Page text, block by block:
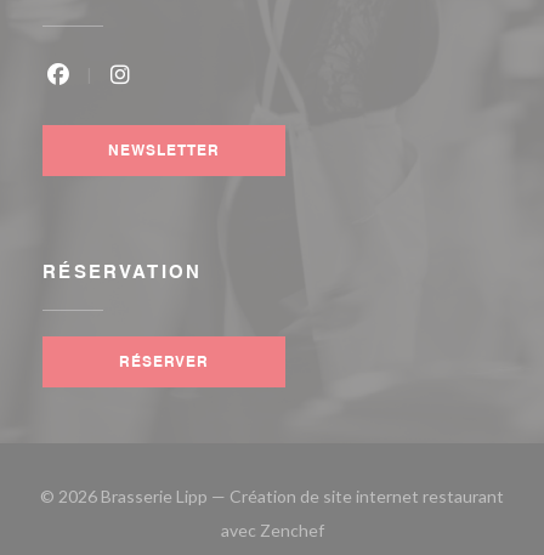
NEWSLETTER
RÉSERVATION
RÉSERVER
© 2026 Brasserie Lipp — Création de site internet restaurant
avec Zenchef((ouvre une nouvelle